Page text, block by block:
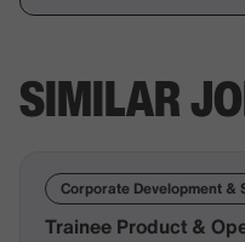
SIMILAR
Corporate Development &
Trainee Product &